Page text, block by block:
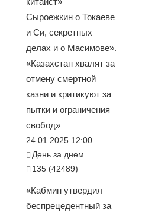
Сыроежкин о Токаеве
и Си, секретных
делах и о Масимове».
«Казахстан хвалят за
отмену смертной
казни и критикуют за
пытки и ограничения
свобод»
24.01.2025 12:00
День за днем
135 (42489)
«Кабмин утвердил
беспрецедентный за